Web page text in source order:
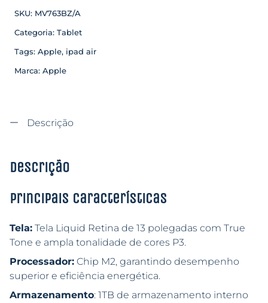
SKU: MV763BZ/A
Categoria: Tablet
Tags: Apple, ipad air
Marca: Apple
Descrição
Descrição
Principais características
Tela: Tela Liquid Retina de 13 polegadas com True
Tone e ampla tonalidade de cores P3.
Processador: Chip M2, garantindo desempenho
superior e eficiência energética.
Armazenamento: 1TB de armazenamento interno